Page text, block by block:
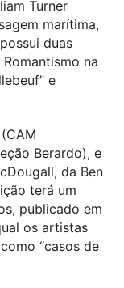
Turner
marítima,
duas
na
e
Berardo), e
da Ben
terá um
publicado em
os artistas
“casos de